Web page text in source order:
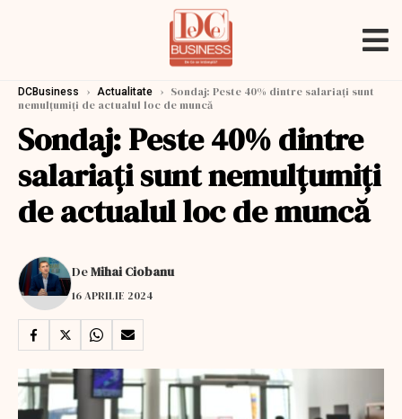
DCBusiness › Actualitate › Sondaj: Peste 40% dintre salariaţi sunt
nemulţumiţi de actualul loc de muncă
Sondaj: Peste 40% dintre
salariaţi sunt nemulţumiţi
de actualul loc de muncă
DeMihai Ciobanu
16 APRILIE 2024